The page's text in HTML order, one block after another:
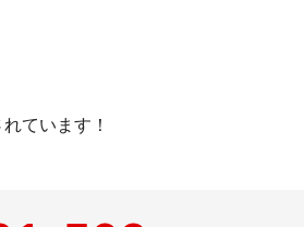
ています！